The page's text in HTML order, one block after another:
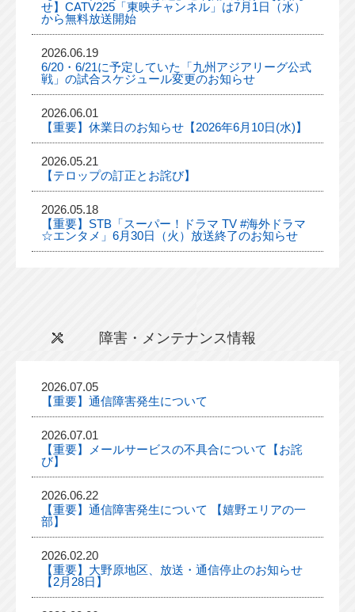
せ】CATV225「東映チャンネル」は7月1日（水）
から無料放送開始
2026.06.19
6/20・6/21に予定していた「九州アジアリーグ公式
戦」の試合スケジュール変更のお知らせ
2026.06.01
【重要】休業日のお知らせ【2026年6月10日(水)】
2026.05.21
【テロップの訂正とお詫び】
2026.05.18
【重要】STB「スーパー！ドラマ TV #海外ドラマ
☆エンタメ」6月30日（火）放送終了のお知らせ
障害・メンテナンス情報
2026.07.05
【重要】通信障害発生について
2026.07.01
【重要】メールサービスの不具合について【お詫
び】
2026.06.22
【重要】通信障害発生について 【嬉野エリアの一
部】
2026.02.20
【重要】大野原地区、放送・通信停止のお知らせ
【2月28日】